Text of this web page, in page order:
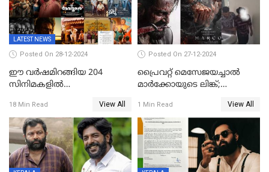
പെണ്‍കുട്ടിയോട് റിനി ആര്‍
ജോര്‍ജ്
LATEST NEWS
Posted On 28-12-2024
ഈ വർഷമിറങ്ങിയ 204
സിനിമകളിൽ
ചിത്രങ്ങൾ; 2024ൽ സിനിമാ
വ്യവസായത്തിന് നഷ്ടം 700
കോടി; അഭിനേതാക്കൾ
പ്രതിഫലം കുറയ്ക്കണമെന്നും
നിർമാതാക്കളുടെ സംഘടന
18 Min Read View All
Posted On 27-12-2024
പ്രൈവറ്റ് മെസേജയച്ചാല്‍
മാർക്കോയുടെ ലിങ്ക്;
സ്വദേശി അറസ്റ്റില്‍
1 Min Read View All